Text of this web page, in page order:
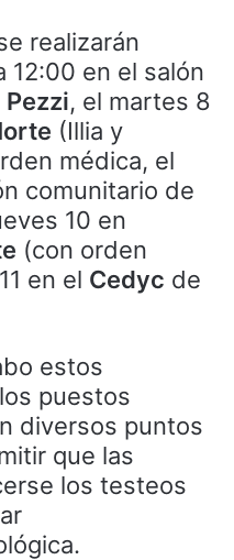
realizarán
12:00 en el salón
Pezzi, el martes 8
(Illia y
médica, el
comunitario de
10 en
(con orden
en el Cedyc de
estos
puestos
diversos puntos
que las
los testeos